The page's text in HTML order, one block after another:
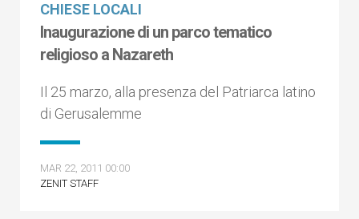
CHIESE LOCALI
Inaugurazione di un parco tematico
religioso a Nazareth
Il 25 marzo, alla presenza del Patriarca latino
di Gerusalemme
MAR 22, 2011 00:00
ZENIT STAFF